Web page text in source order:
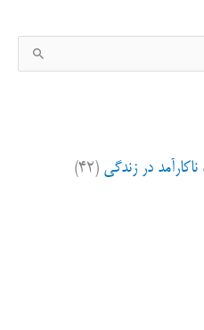
در زندگی (۴۲)